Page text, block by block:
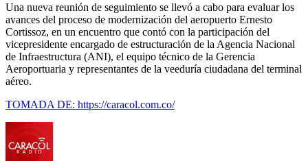
Una nueva reunión de seguimiento se llevó a cabo para evaluar los
avances del proceso de modernización del aeropuerto Ernesto
Cortissoz, en un encuentro que contó con la participación del
vicepresidente encargado de estructuración de la Agencia Nacional
de Infraestructura (ANI), el equipo técnico de la Gerencia
Aeroportuaria y representantes de la veeduría ciudadana del terminal
aéreo.
TOMADA DE: https://caracol.com.co/